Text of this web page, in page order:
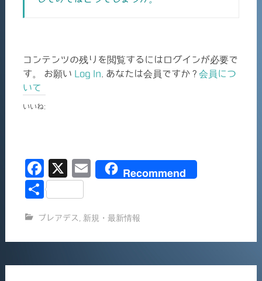
コンテンツの残りを閲覧するにはログインが必要で
す。 お願い Log In . あなたは会員ですか ? 会員につ
いて
いいね:
F
a
e
b
o
X
E
l
Recommend
共
プレアデス 新規・最新情報